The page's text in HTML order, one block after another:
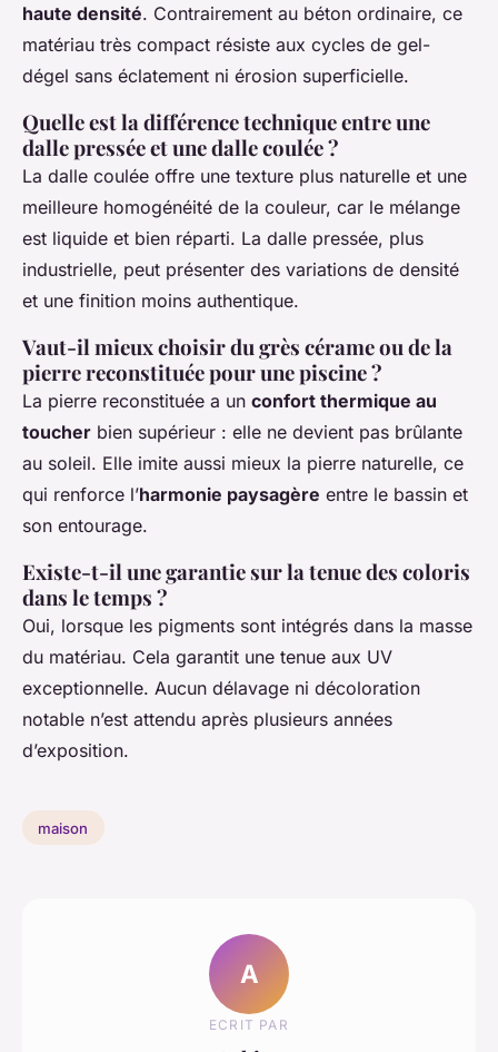
haute densité. Contrairement au béton ordinaire, ce
matériau très compact résiste aux cycles de gel-
dégel sans éclatement ni érosion superficielle.
Quelle est la différence technique entre une
dalle pressée et une dalle coulée ?
La dalle coulée offre une texture plus naturelle et une
meilleure homogénéité de la couleur, car le mélange
est liquide et bien réparti. La dalle pressée, plus
industrielle, peut présenter des variations de densité
et une finition moins authentique.
Vaut-il mieux choisir du grès cérame ou de la
pierre reconstituée pour une piscine ?
La pierre reconstituée a un confort thermique au
toucher bien supérieur : elle ne devient pas brûlante
au soleil. Elle imite aussi mieux la pierre naturelle, ce
qui renforce l’harmonie paysagère entre le bassin et
son entourage.
Existe-t-il une garantie sur la tenue des coloris
dans le temps ?
Oui, lorsque les pigments sont intégrés dans la masse
du matériau. Cela garantit une tenue aux UV
exceptionnelle. Aucun délavage ni décoloration
notable n’est attendu après plusieurs années
d’exposition.
maison
A
ECRIT PAR